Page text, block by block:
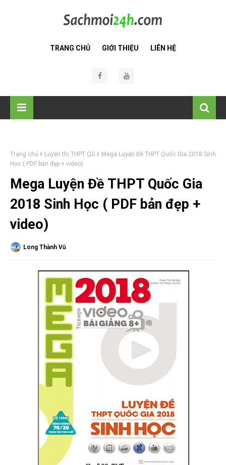
TRANG CHỦ GIỚI THIỆU LIÊN HỆ
Trang chủ Luyện thi THPT QG
Mega Luyện Đề THPT Quốc Gia 2018 Sinh
Học ( PDF bản đẹp + video)
Mega Luyện Đề THPT Quốc Gia
2018 Sinh Học ( PDF bản đẹp +
video)
Long Thành Vũ